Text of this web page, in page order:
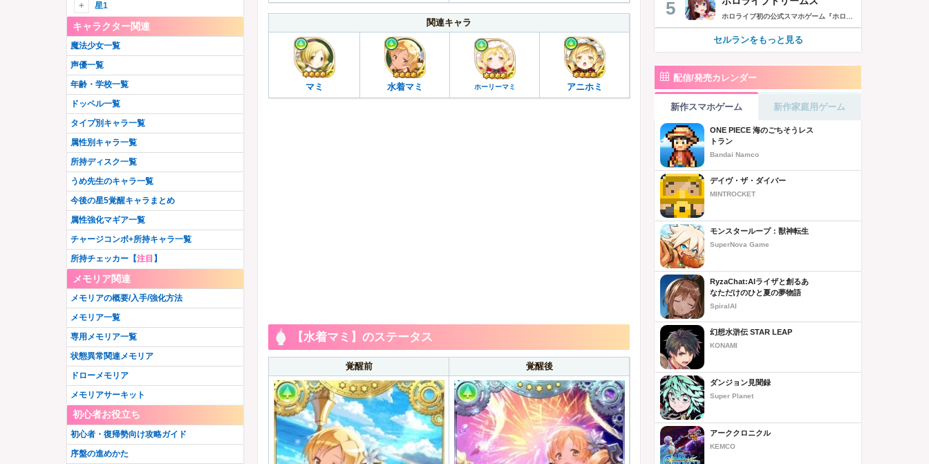
関連キャラ
マミ 水着マミ ホーリーマミ アニホミ
【水着マミ】のステータス
覚醒前 覚醒後
佐倉杏子
眞尾ひみか
天乃鈴音
羽川翼
神原駿河
里見灯花
高町なのは
エリザ
水着杏子
南津涼子
安積はぐむ
時女静香
鶴乃・フェリシア宅配ver.
大庭樹里
美琴椿
桐野紗枝
かりん・アリナ
正月静香
ドッペル杏子
アニメウワサの鶴乃
水波レナ
静海このは
美樹さやか
梢麻友
水着いろは
八九寺真宵
水着天音姉妹
土岐すなお
晴着さやか
アイドルレナちゃん
笠音アオ
水着レナかえで
飾利潤
やちよ・みふゆ始まりver.
ウワサのさな
七夕やちよ
波乗りさやか
遊狩ミユリ
アニメやちよ
藍家ひめな
アニメレナ
有愛うらら
水着まどか【New】
星4木
巴マミ
ホーリーマミ
ホーリーアリナ
アリナ・グレイ
相野みと
千石撫子
柊ねむ
広江ちはる
日向茉莉
宮尾時雨
若菜つむぎ
香春ゆうな
水着マミ
栗栖アレクサンドラ
このは・葉月
神楽燦
アニメホーリーマミ
那由他・みかげ
氷室ラビ
星4光
アルティメットまどか
鹿目まどか
晴着まどか
粟根こころ
タルト
和泉十七夜
水着ほむら
千秋理子
忍野忍
万年桜のウワサ
いろはちゃん
史乃沙優希
フェイト
いろは・やちよ 決戦ver.
七瀬ゆきか
煌里ひかる
最終タルト
水着万年桜
シスターももこ
巫女環姉妹
三輪みつね
究極まどか先輩
星4闇
暁美ほむら
呉キリカ
五十鈴れん
かずみ
天音月夜
リズ
雪野かなえ
梓みふゆ
暁美ほむら(眼鏡Ver.)
百江なぎさ
牧野郁美
環うい
更紗帆奈
古町みくら
Xmas梨花れん
バレンタインなぎさ
水樹塁
小さなキュゥべえ
吸血鬼十七夜
八雲みかげ
灯花・ねむ聖夜ver.
星4無
八雲みたま
晴着みたま
リヴィア・メディロス
篠目ヨヅル
佐和月出里
人魚ももこ・みたま
ペレネル
綾野梨花
ウワサの鶴乃
江利あいみ
伊吹れいら
牧カオル
観鳥令
三穂野せいら
智珠らんか
枇々木めぐる
ラピヌ
星3水
詩音千里
竜城明日香
常盤ななか
純美雨
御崎海香
メリッサ
吉良てまり
由貴真里愛
由良蛍
星3木
秋野かえで
千歳ゆま
安名メル
八神はやて
恵萌花
青葉ちか
星3光
美国織莉子
加賀見まさら
遊佐葉月
まどか先輩
天音月咲
奏遥香
柚希ほとり
星3闇
阿見莉愛
毬子あやか
成見亜里紗
戦場ヶ原ひたぎ
フェリシアちゃん
コルボー
柚希りおん
由比鶴乃
胡桃まなか
三栗あやめ
七海やちよ
志伸あきら
空穂夏希
桑水せいか
二葉さな
夏目かこ
春名このみ
都ひなの
鈴鹿さくや
保澄雫
美凪ささら
深月フェリシア
矢宵かのこ
木崎衣美里
星1
環いろは
黒(匿名希望)
キャラクター関連
魔法少女一覧
声優一覧
年齢・学校一覧
ドッペル一覧
タイプ別キャラ一覧
属性別キャラ一覧
所持ディスク一覧
うめ先生のキャラ一覧
今後の星5覚醒キャラまとめ
属性強化マギア一覧
チャージコンボ+所持キャラ一覧
所持チェッカー【注目 】
メモリア関連
メモリアの概要/入手/強化方法
メモリア一覧
専用メモリア一覧
状態異常関連メモリア
ドローメモリア
メモリアサーキット
初心者お役立ち
初心者・復帰勢向け攻略ガイド
序盤の進めかた
5 ホロライブ初の公式スマホゲーム『ホロライブドリームス(ホロドリ)』がリズム&RPGとして登場！ リズムゲームを中心に、テーマパークの発展やミニゲームなど多彩なコンテンツを収録！ 総勢50名以上のホロライブメンバーが登場し、初期収録楽曲はなんと150曲以上！ ホロライブのファンも、初めての方も幅広く楽しめる作品で、遊び方はあなた次第！ ▼本格リズムゲーム▼ 公式MVやライブ映像を背景に、本格リズムゲームが楽しめる！ 自分だけのオリジナル譜面を作って公開できる「クリエイト譜面」機能を搭載！ ・超高難度のやり込み譜面 ・タレントへの愛を詰め込んだ譜面 ・みんなで楽しめるネタ譜面 などなど、世界中のプレイヤーがつくった譜面で遊んで、楽しさ無限大！ リズムゲームが苦手な方でもオート機能で安心して遊べる！ タレント育成/編成でスコアアップを目指そう！ ▼初期収録楽曲は150曲以上▼ ホロライブ楽曲から人気カバー楽曲まで幅広く収録！ 最新ヒットから定番曲までラインナップ！ 【ホロライブ楽曲】 ・ビビデバ ・Shiny Smily Story ・BLUE CLAPPER ほか 【カバー楽曲】 ・勇者 ・メギツネ ・わたしの一番かわいいところ ほか ▼ゲームの舞台はテーマパーク▼ 舞台は、世界のどこかに浮かぶ無人島。 ホロライブメンバーと力を合わせ、夢のテーマパークを発展させていく。 リズムゲームやミニゲームをプレイしてクエストを進行しパークを発展させよう！ ホロメンクエストをプレイすることで、操作タレントが増えていく！ 推しホロメンを解放して、夢のテーマパークを作り上げよう！ ホロライブらしさあふれる施設も多数登場！ このゲームだけのオリジナルストーリーも展開！ 夢のテーマパーク完成を目指そう！ ▼1人でもみんなでも楽しめるミニゲーム▼ ひとりでも、みんなでも楽しめる多彩なミニゲームを収録！ マルチプレイ搭載で、協力や対戦で盛り上がろう！ 難しいアクションが苦手な方でも楽しめるシンプル操作のミニゲームも収録！ 短時間で遊べるカジュアルなものから、繰り返し挑戦したくなるやり込み系まで幅広くラインナップ！ プレイして報酬を獲得し、育成やパーク発展をさらに加速させよう！ ▼公式サイト：https://www.hololive-dreams.com ▼利用規約：https://www.hololive-dreams.com/terms ▼プライバシーポリシー：https://qualiarts.jp/privacy ▼Ⓒ COVER / Ⓒ QualiArts, Inc. +++++++++++++++++++++++++++++++++++++++++++++++++++++++++++ このアプリケーションには、株式会社Live2Dの「Live2D」が使用されています。
セルランをもっと見る
配信/発売カレンダー
新作スマホゲーム 新作家庭用ゲーム
ONE PIECE 海のごちそうレス
トラン
Bandai Namco
デイヴ・ザ・ダイバー
MINTROCKET
モンスターループ：獣神転生
SuperNova Game
RyzaChat:AIライザと創るあ
なただけのひと夏の夢物語
SpiralAI
幻想水滸伝 STAR LEAP
KONAMI
ダンジョン見聞録
Super Planet
アーククロニクル
KEMCO